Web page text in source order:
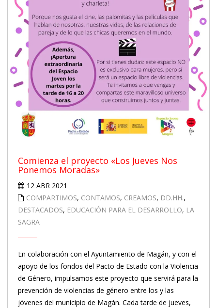
Comienza el proyecto «Los Jueves Nos
Ponemos Moradas»
12 ABR 2021
COMPARTIMOS, CONTAMOS, CREAMOS, DD.HH.,
DESTACADOS, EDUCACIÓN PARA EL DESARROLLO, LA
SAGRA
En colaboración con el Ayuntamiento de Magán, y con el
apoyo de los fondos del Pacto de Estado con la Violencia
de Género, impulsamos este proyecto que servirá para la
prevención de violencias de género entre los y las
jóvenes del municipio de Magán. Cada tarde de jueves,